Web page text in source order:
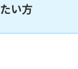
い方